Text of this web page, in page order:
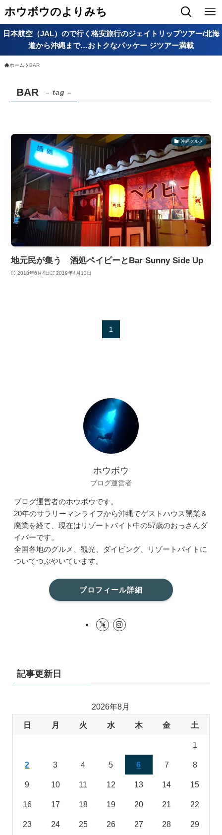
ホウボウのよりみち
日本航空（JAL）ので行く格安旅行のジェイトリップツアー/北海
道から沖縄まで…おトクなパッケー ジツアー満載
ホーム BAR
BAR – tag –
沖縄グルメ
地元民が集う 酒処ペイピーとBar Sunny Side Up
2018年6月4日 2019年4月13日
1
ホウボウ
ブログ運営者
ブログ運営者のホウボウです。
20年のサラリーマンライフから沖縄でゲストハウス開業＆
廃業を経て、現在はリゾートバイト中の57歳のおっさんダ
イバーです。
全国各地のグルメ、観光、ダイビング、リゾートバイトに
ついてつぶやいています。
プロフィール詳細
記事更新日
2026年8月
日 月 火 水 木 金 土
1
2 3 4 5 6 7 8
9 10 11 12 13 14 15
16 17 18 19 20 21 22
23 24 25 26 27 28 29